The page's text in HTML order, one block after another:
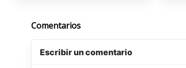
Comentarios
Escribir un comentario